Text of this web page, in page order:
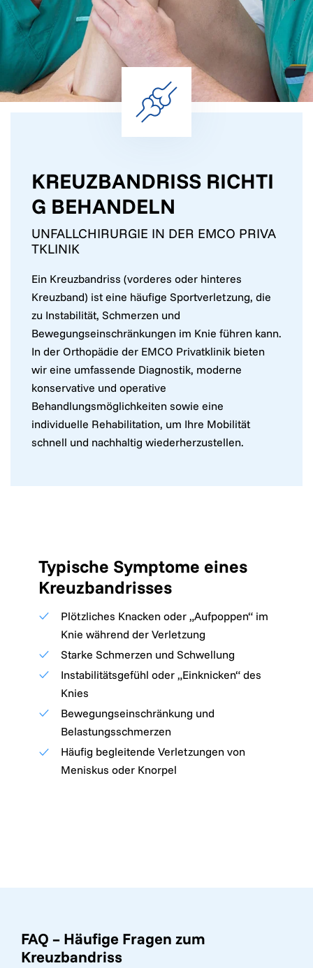
KREUZBANDRISS RICHTI
G BEHANDELN
UNFALLCHIRURGIE IN DER EMCO PRIVA
TKLINIK
Ein Kreuzbandriss (vorderes oder hinteres
Kreuzband) ist eine häufige Sportverletzung, die
zu Instabilität, Schmerzen und
Bewegungseinschränkungen im Knie führen kann.
In der Orthopädie der EMCO Privatklinik bieten
wir eine umfassende Diagnostik, moderne
konservative und operative
Behandlungsmöglichkeiten sowie eine
individuelle Rehabilitation, um Ihre Mobilität
schnell und nachhaltig wiederherzustellen.
Typische Symptome eines
Kreuzbandrisses
Plötzliches Knacken oder „Aufpoppen“ im
Knie während der Verletzung
Starke Schmerzen und Schwellung
Instabilitätsgefühl oder „Einknicken“ des
Knies
Bewegungseinschränkung und
Belastungsschmerzen
Häufig begleitende Verletzungen von
Meniskus oder Knorpel
FAQ – Häufige Fragen zum
Kreuzbandriss